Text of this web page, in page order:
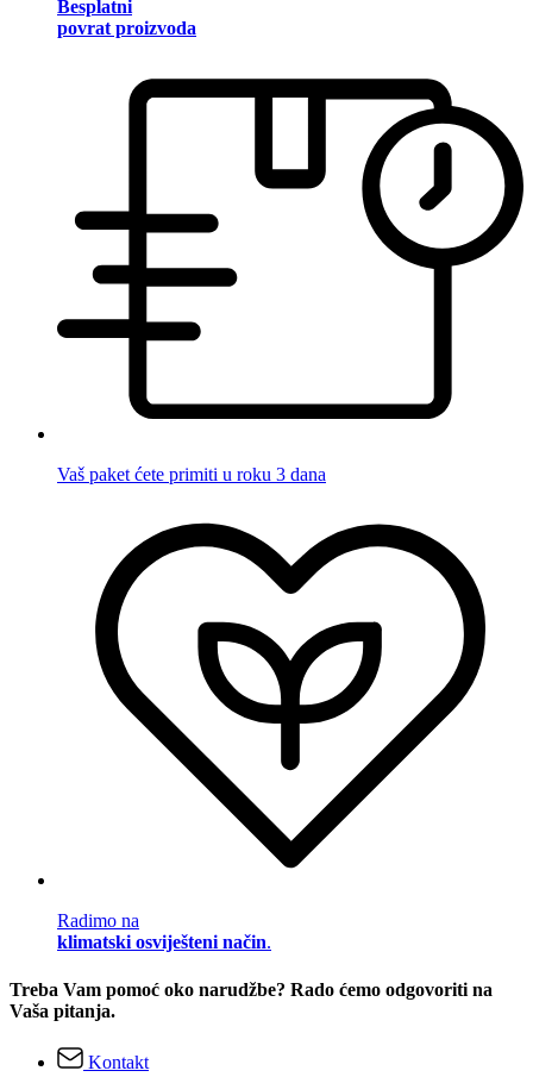
Besplatni
povrat proizvoda
Vaš paket ćete primiti u roku 3 dana
Radimo na
klimatski osviješteni način.
Treba Vam pomoć oko narudžbe? Rado ćemo odgovoriti na
Vaša pitanja.
Kontakt